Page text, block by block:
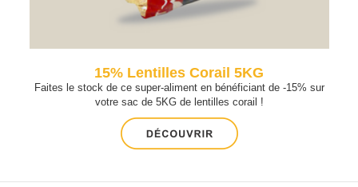
15% Lentilles Corail 5KG
Faites le stock de ce super-aliment en bénéficiant de -15% sur
votre sac de 5KG de lentilles corail !